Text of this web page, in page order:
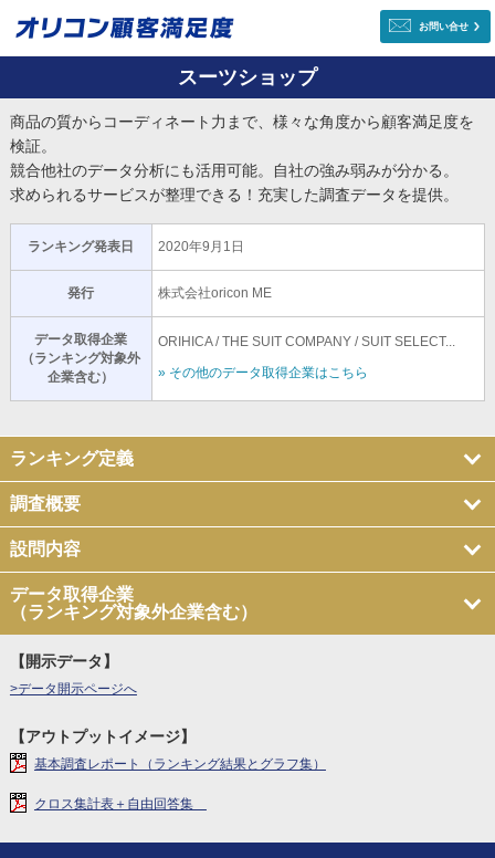
お問い合せ
スーツショップ
商品の質からコーディネート力まで、様々な角度から顧客満足度を
検証。
競合他社のデータ分析にも活用可能。自社の強み弱みが分かる。
求められるサービスが整理できる！充実した調査データを提供。
ランキング発表日 2020年9月1日
発行 株式会社oricon ME
データ取得企業
（ランキング対象外
企業含む）
ORIHICA / THE SUIT COMPANY / SUIT SELECT...
» その他のデータ取得企業はこちら
ランキング定義
調査概要
設問内容
データ取得企業
（ランキング対象外企業含む）
【開示データ】
>データ開示ページへ
【アウトプットイメージ】
基本調査レポート（ランキング結果とグラフ集）
クロス集計表＋自由回答集